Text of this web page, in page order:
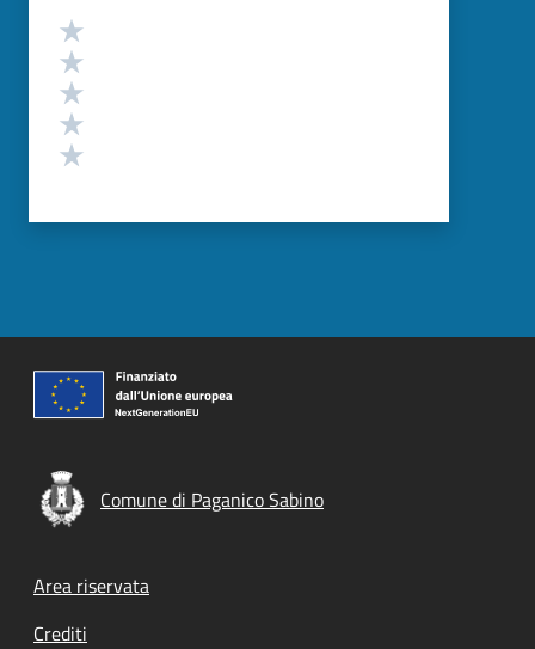
Valutazione
Comune di Paganico Sabino
Footer menu
Area riservata
Crediti